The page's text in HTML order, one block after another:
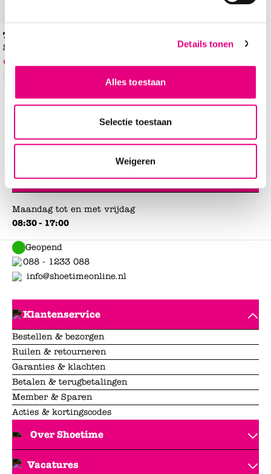
Details tonen
Alles toestaan
Selectie toestaan
Weigeren
Tamaris
Sandalettes
€
Contact
Maandag tot en met vrijdag
08:30 - 17:00
Geopend
088 - 1233 088
info@shoetimeonline.nl
Klantenservice
Bestellen & bezorgen
Ruilen & retourneren
Garanties & klachten
Betalen & terugbetalingen
Member & Sparen
Acties & kortingscodes
Over Shoetime
Vacatures